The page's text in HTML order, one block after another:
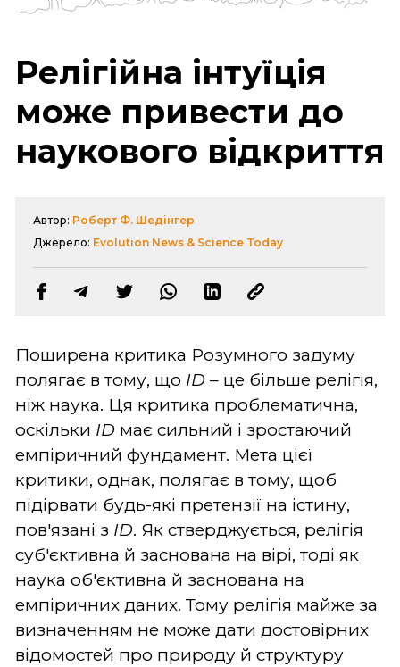
Релігійна інтуїція
може привести до
наукового відкриття
Автор: Роберт Ф. Шедінгер
Джерело: Evolution News & Science Today
Поширена критика Розумного задуму
полягає в тому, що ID – це більше релігія,
ніж наука. Ця критика проблематична,
оскільки ID має сильний і зростаючий
емпіричний фундамент. Мета цієї
критики, однак, полягає в тому, щоб
підірвати будь-які претензії на істину,
пов'язані з ID. Як стверджується, релігія
суб'єктивна й заснована на вірі, тоді як
наука об'єктивна й заснована на
емпіричних даних. Тому релігія майже за
визначенням не може дати достовірних
відомостей про природу й структуру